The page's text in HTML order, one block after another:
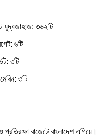
যুদ্ধজাহাজ: ৩৬২টি
৬টি
৩টি
৩টি
বাজেটে বাংলাদেশ এগিয়ে।